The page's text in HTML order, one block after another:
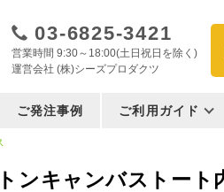
03-6825-3421
営業時間 9:30～18:00(土日祝日を除く)
運営会社 (株)シーズプロダクツ
ご発注事例 ご利用ガイド
キャンバストート